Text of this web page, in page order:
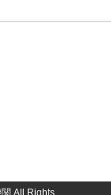
All Rights